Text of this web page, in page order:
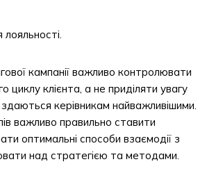
кампанії важливо контролювати
циклу клієнта, а не приділяти увагу
керівникам найважливішими.
важливо правильно ставити
оптимальні способи взаємодії з
над стратегією та методами.